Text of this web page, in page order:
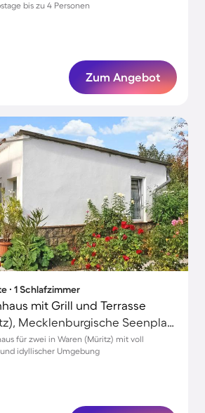
bis zu 4 Personen
Zum Angebot
∙ 1 Schlafzimmer
mit Grill und Terrasse
Waren (Müritz), Mecklenburgische Seenplatte, Deutschland
für zwei in Waren (Müritz) mit voll
idyllischer Umgebung